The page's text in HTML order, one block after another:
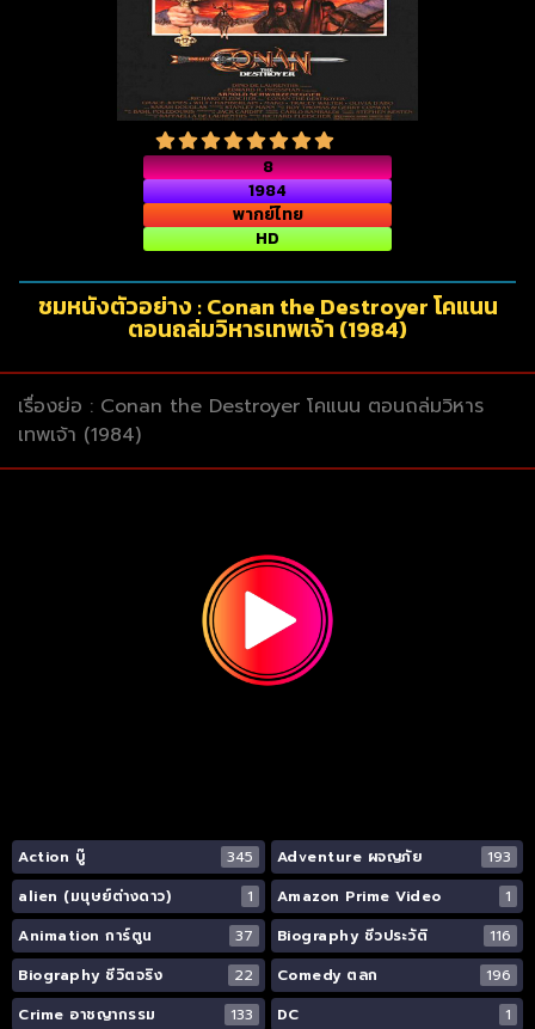
8
1984
พากย์ไทย
HD
ชมหนังตัวอย่าง : Conan the Destroyer โคแนน
ตอนถล่มวิหารเทพเจ้า (1984)
เรื่องย่อ : Conan the Destroyer โคแนน ตอนถล่มวิหาร
เทพเจ้า (1984)
Action บู๊ 345 Adventure ผจญภัย
193
alien (มนุษย์ต่างดาว)
1 Amazon Prime Video
1
Animation การ์ตูน
37 Biography ชีวประวัติ
116
Biography ชีวิตจริง
22 Comedy ตลก
196
Crime อาชญากรรม
133 DC 1